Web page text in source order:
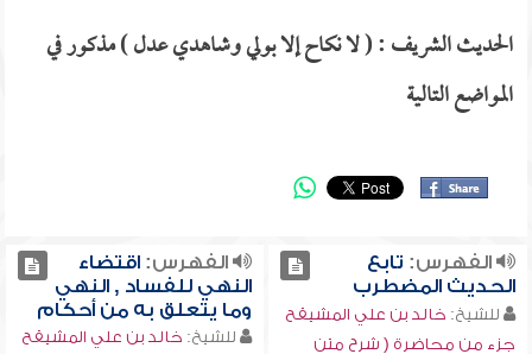
الحديث الشريف : ( لا نكاح إلا بولي وشاهدي عدل ) مذكور في
المواضع التالية
الفهرس: تابع
الحديث المضطرب
للشيخ: خالد بن علي المشيقح
جزء من محاضرة ( شرح متن
الفهرس:اقتضاء
النهي للفساد , النهي
وما يتعلق به من أحكام
للشيخ: خالد بن علي المشيقح